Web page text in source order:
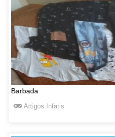
Barbada
Artigos Infatis